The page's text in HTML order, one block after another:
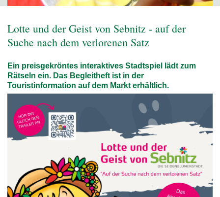
Lotte und der Geist von Sebnitz - auf der
Suche nach dem verlorenen Satz
Ein preisgekröntes interaktives Stadtspiel lädt zum
Rätseln ein. Das Begleitheft ist in der
Touristinformation auf dem Markt erhältlich.